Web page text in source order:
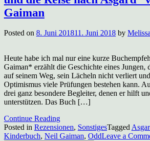
Gaiman
Posted on 8. Juni 201811. Juni 2018 by
Heute habe ich mal nur eine kurze
Gaiman* erzählt die Geschichte eines Jungen,
auf seinem Weg, sein Lächeln nicht verliert
Optimismus viele Prüfungen bestehen kann.
drei ganz besondere Begleiter, denen er hilft
unterstützen. Das Buch […]
Continue Reading
Posted in Rezensionen, SonstigesTagged
Kinderbuch, Neil Gaiman, OddLeave a